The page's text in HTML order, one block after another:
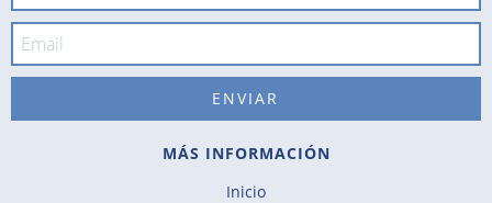
MÁS INFORMACIÓN
Inicio